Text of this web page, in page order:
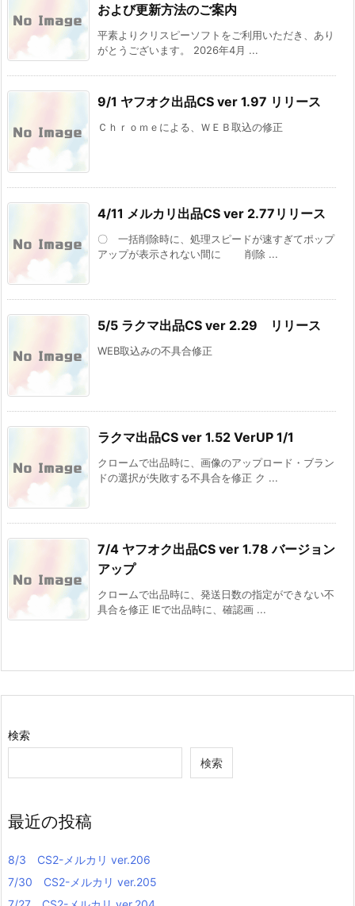
および更新方法のご案内
平素よりクリスピーソフトをご利用いただき、あり
がとうございます。 2026年4月 ...
9/1 ヤフオク出品CS ver 1.97 リリース
Ｃｈｒｏｍｅによる、ＷＥＢ取込の修正
4/11 メルカリ出品CS ver 2.77リリース
〇 一括削除時に、処理スピードが速すぎてポップ
アップが表示されない間に 削除 ...
5/5 ラクマ出品CS ver 2.29 リリース
WEB取込みの不具合修正
ラクマ出品CS ver 1.52 VerUP 1/1
クロームで出品時に、画像のアップロード・ブラン
ドの選択が失敗する不具合を修正 ク ...
7/4 ヤフオク出品CS ver 1.78 バージョン
アップ
クロームで出品時に、発送日数の指定ができない不
具合を修正 IEで出品時に、確認画 ...
検索
検索
最近の投稿
8/3 CS2-メルカリ ver.206
7/30 CS2-メルカリ ver.205